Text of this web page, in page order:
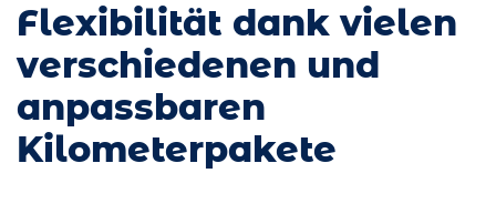
Flexibilität dank vielen
verschiedenen und
anpassbaren
Kilometerpakete